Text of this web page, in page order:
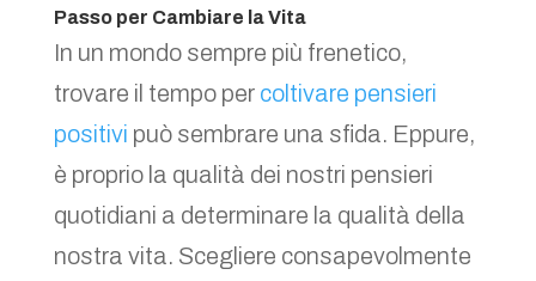
Passo per Cambiare la Vita
In un mondo sempre più frenetico,
trovare il tempo per coltivare pensieri
positivi può sembrare una sfida. Eppure,
è proprio la qualità dei nostri pensieri
quotidiani a determinare la qualità della
nostra vita. Scegliere consapevolmente